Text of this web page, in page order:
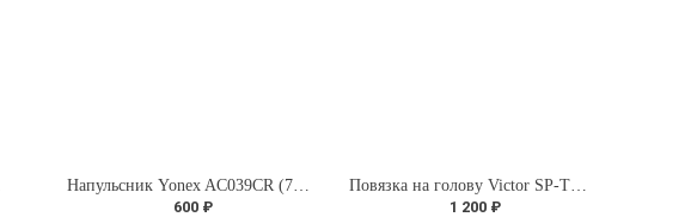
600 ₽
Повязка на голову Victor SP-TTY J
1 200 ₽